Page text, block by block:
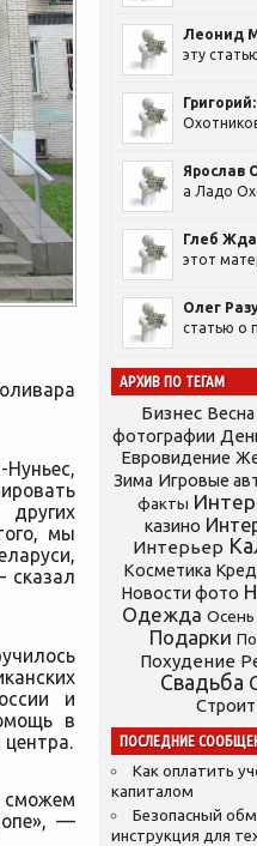
мы
сказал
и
в
сможем
—
Леонид
эту
Григорий:
Ярослав
а Ладо
Глеб
этот
Олег
статью о
АРХИВ ПО ТЕГАМ
Бизнес Весна
фотографии
Евровидение
Зима Игровые
факты
казино
Интерьер
Косметика
Новости фото
Одежда Осень
Подарки
Похудение
Свадьба
ПОСЛЕДНИЕ
Как оплатить
капиталом
Безопасный
инструкция для